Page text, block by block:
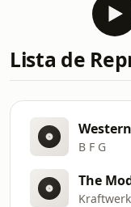
Lista de
B F G
The
Kraftwerk